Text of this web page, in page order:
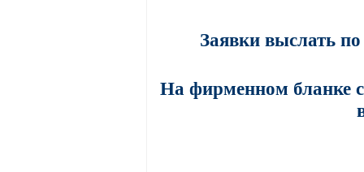
Заявки выслать
На фирменном бланке